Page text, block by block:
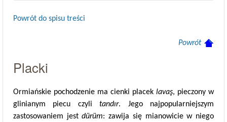
Powrót do spisu treści
Powrót
Placki
Ormiańskie pochodzenie ma cienki placek lavaş, pieczony w
glinianym piecu czylitandır. Jego najpopularniejszym
zastosowaniem jestdürüm: zawija się mianowicie w niego